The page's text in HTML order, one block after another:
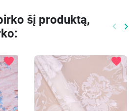
šį produktą,
keyboard_arrow_left keyboard_arrow_right
favorite favorite